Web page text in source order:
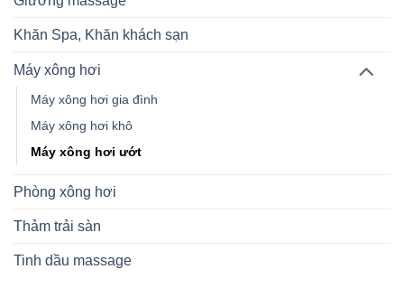
Khăn Spa, Khăn khách sạn
Máy xông hơi
Máy xông hơi gia đình
Máy xông hơi khô
Máy xông hơi ướt
Phòng xông hơi
Thảm trải sàn
Tinh dầu massage